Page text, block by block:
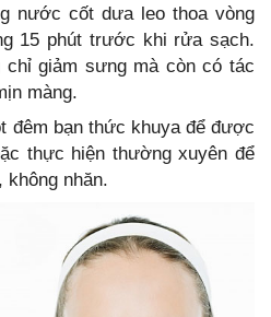
nước cốt dưa leo thoa vòng
15 phút trước khi rửa sạch.
chỉ giảm sưng mà còn có tác
màng.
đêm bạn thức khuya để được
thực hiện thường xuyên để
không nhăn.